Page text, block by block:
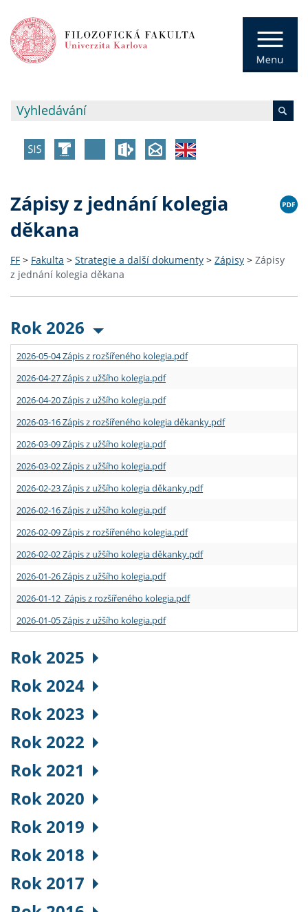
Zápisy z jednání kolegia
děkana
FF > Fakulta > Strategie a další dokumenty > Zápisy > Zápisy
z jednání kolegia děkana
Rok 2026
2026-05-04 Zápis z rozšířeného kolegia.pdf
2026-04-27 Zápis z užšího kolegia.pdf
2026-04-20 Zápis z užšího kolegia.pdf
2026-03-16 Zápis z rozšířeného kolegia děkanky.pdf
2026-03-09 Zápis z užšího kolegia.pdf
2026-03-02 Zápis z užšího kolegia.pdf
2026-02-23 Zápis z užšího kolegia děkanky.pdf
2026-02-16 Zápis z užšího kolegia.pdf
2026-02-09 Zápis z rozšířeného kolegia.pdf
2026-02-02 Zápis z užšího kolegia děkanky.pdf
2026-01-26 Zápis z užšího kolegia.pdf
2026-01-12 Zápis z rozšířeného kolegia.pdf
2026-01-05 Zápis z užšího kolegia.pdf
Rok 2025
Rok 2024
Rok 2023
Rok 2022
Rok 2021
Rok 2020
Rok 2019
Rok 2018
Rok 2017